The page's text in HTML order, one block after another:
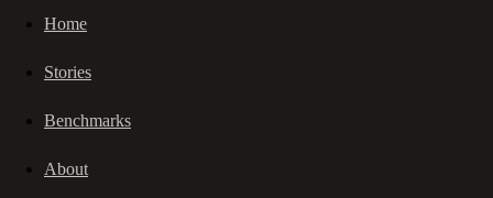
Home
Stories
Benchmarks
About